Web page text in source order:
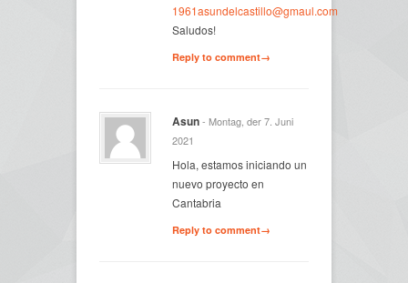
1961asundelcastillo@gmaul.com
Saludos!
Reply to comment→
Asun- Montag, der 7. Juni
2021
Hola, estamos iniciando un
nuevo proyecto en
Cantabria
Reply to comment→